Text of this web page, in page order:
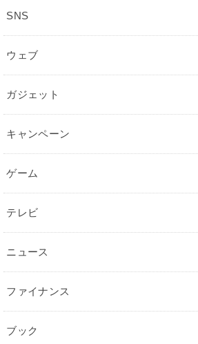
SNS
ウェブ
ガジェット
キャンペーン
ゲーム
テレビ
ニュース
ファイナンス
ブック